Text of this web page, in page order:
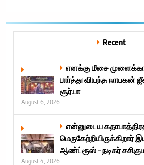
Recent
எனக்கு மீசை
பார்த்து வியந்த நாயகன்
சூர்யா
August 6, 2026
என்னுடைய
மெருகேற்றியிருக்கிறார்
ஆண்ட்ரூஸ் – நடிகர்
August 4, 2026